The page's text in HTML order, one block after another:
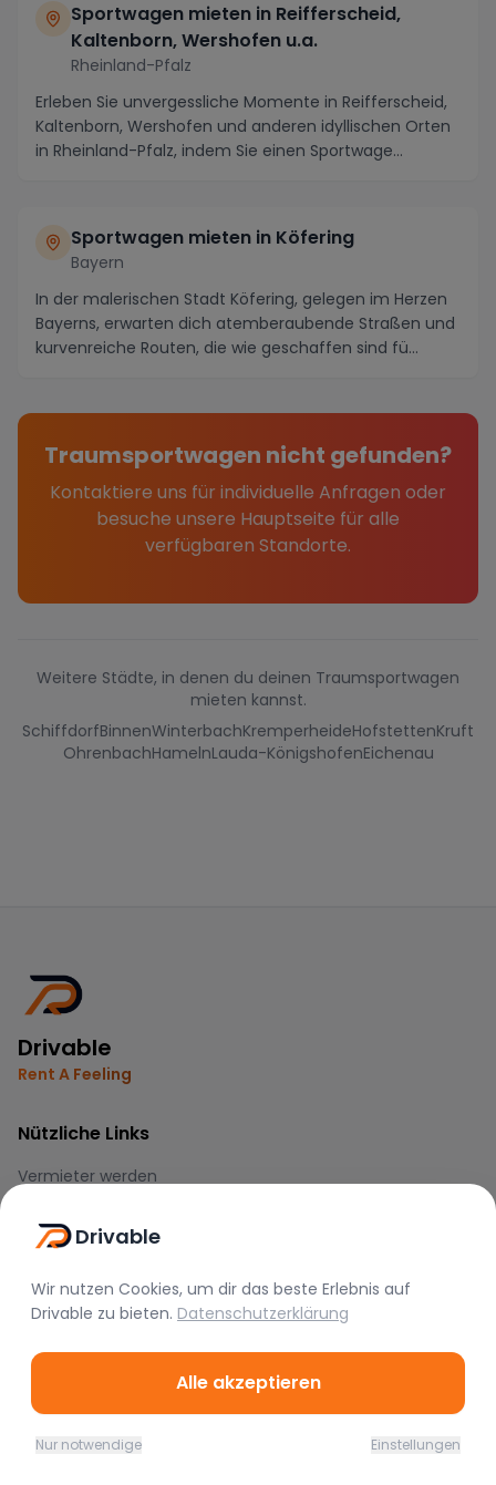
Sportwagen mieten in Reifferscheid,
Kaltenborn, Wershofen u.a.
Rheinland-Pfalz
Erleben Sie unvergessliche Momente in Reifferscheid,
Kaltenborn, Wershofen und anderen idyllischen Orten
in Rheinland-Pfalz, indem Sie einen Sportwage...
Sportwagen mieten in Köfering
Bayern
In der malerischen Stadt Köfering, gelegen im Herzen
Bayerns, erwarten dich atemberaubende Straßen und
kurvenreiche Routen, die wie geschaffen sind fü...
Traumsportwagen nicht gefunden?
Kontaktiere uns für individuelle Anfragen oder
besuche unsere Hauptseite für alle
verfügbaren Standorte.
Weitere Städte, in denen du deinen Traumsportwagen
mieten kannst.
SchiffdorfBinnenWinterbachKremperheideHofstettenKruft
OhrenbachHamelnLauda-KönigshofenEichenau
Drivable
Rent A Feeling
Nützliche Links
Vermieter werden
Instagram
Nutzungsbedingungen
Datenschutz
Drivable
Wir nutzen Cookies, um dir das beste Erlebnis auf
Drivable zu bieten. Datenschutzerklärung
Alle akzeptieren
Nur notwendige Einstellungen